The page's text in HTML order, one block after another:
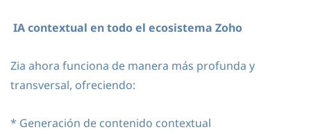
IA contextual en todo el ecosistema Zoho
Zia ahora funciona de manera más profunda y
transversal, ofreciendo:
* Generación de contenido contextual